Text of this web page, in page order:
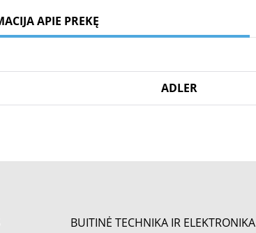
APIE PREKĘ
ADLER
BUITINĖ TECHNIKA IR ELEKTRONIKA